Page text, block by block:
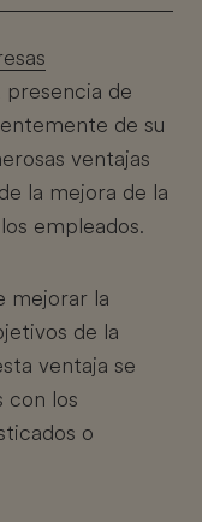
presencia de
de su
ventajas
la mejora de la
empleados.
mejorar la
de la
ventaja se
con los
o